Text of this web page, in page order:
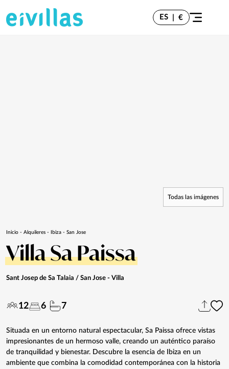
ES €
Todas las imágenes
Inicio - Alquileres - Ibiza - San Jose
Villa Sa Paissa
Sant Josep de Sa Talaia / San Jose - Villa
12 6 7
Situada en un entorno natural espectacular, Sa Paissa ofrece vistas
impresionantes de un hermoso valle, creando un auténtico paraíso
de tranquilidad y bienestar. Descubre la esencia de Ibiza en un
ambiente que combina la comodidad contemporánea con la historia